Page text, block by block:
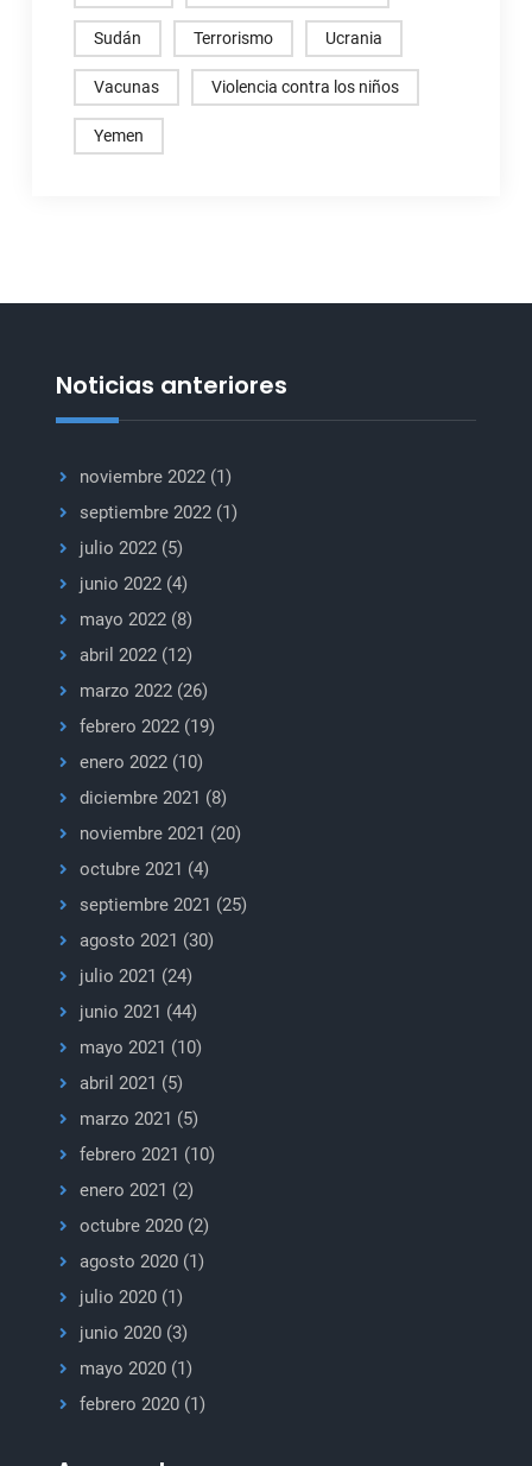
Sudán Terrorismo Ucrania
Vacunas Violencia contra los niños
Yemen
Noticias anteriores
noviembre 2022(1)
septiembre 2022(1)
julio 2022(5)
junio 2022(4)
mayo 2022(8)
abril 2022(12)
marzo 2022(26)
febrero 2022(19)
enero 2022(10)
diciembre 2021 (8)
noviembre 2021 (20)
octubre 2021 (4)
septiembre 2021 (25)
agosto 2021 (30)
julio 2021 (24)
junio 2021 (44)
mayo 2021 (10)
abril 2021 (5)
marzo 2021 (5)
febrero 2021 (10)
enero 2021 (2)
octubre 2020(2)
agosto 2020(1)
julio 2020(1)
junio 2020(3)
mayo 2020(1)
febrero 2020(1)